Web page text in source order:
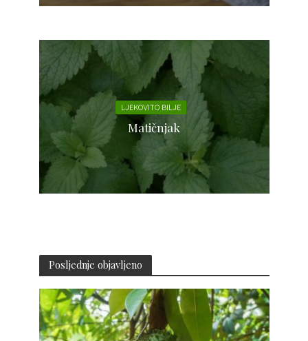
LJEKOVITO BILJE
Matičnjak
Posljednje objavljeno